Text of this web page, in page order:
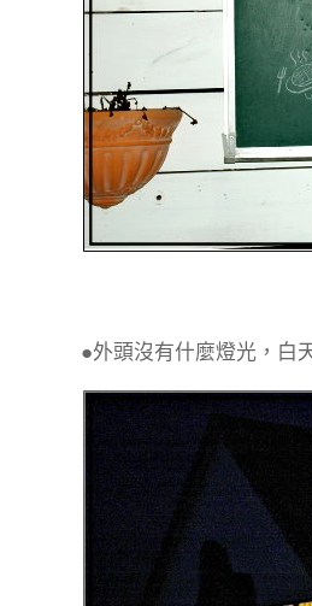
●外頭沒有什麼燈光，白